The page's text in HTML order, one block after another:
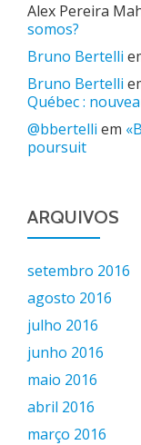
Alex Pereira
somos?
Bruno Bertelli
Bruno Bertelli
Québec :
@bbertelli em
poursuit
ARQUIVOS
setembro 2016
agosto 2016
julho 2016
junho 2016
maio 2016
abril 2016
março 2016